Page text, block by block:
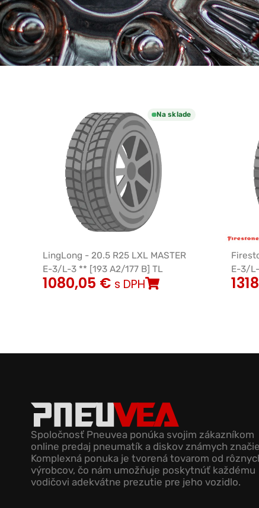
Na sklade
LingLong - 20.5 R25 LXL MASTER
E-3/L-3 ** [193 A2/177 B] TL
1080,05 € s DPH
E-3/
Spoločnosť Pneuvea ponúka svojim zákazníkom
online predaj pneumatík a diskov známych
Komplexná ponuka je tvorená tovarom od
výrobcov, čo nám umožňuje poskytnúť každému
vodičovi adekvátne prezutie pre jeho vozidlo.